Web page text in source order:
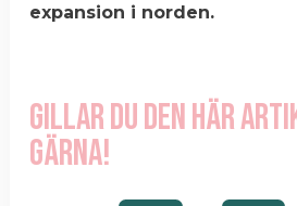
expansion i norden.
Gillar du den här
gärna!